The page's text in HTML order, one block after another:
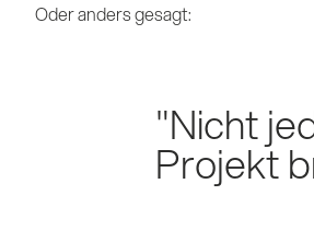
+43 (0)732 674041
office@conquest.at
Oder anders gesagt:
Nicht
Projekt